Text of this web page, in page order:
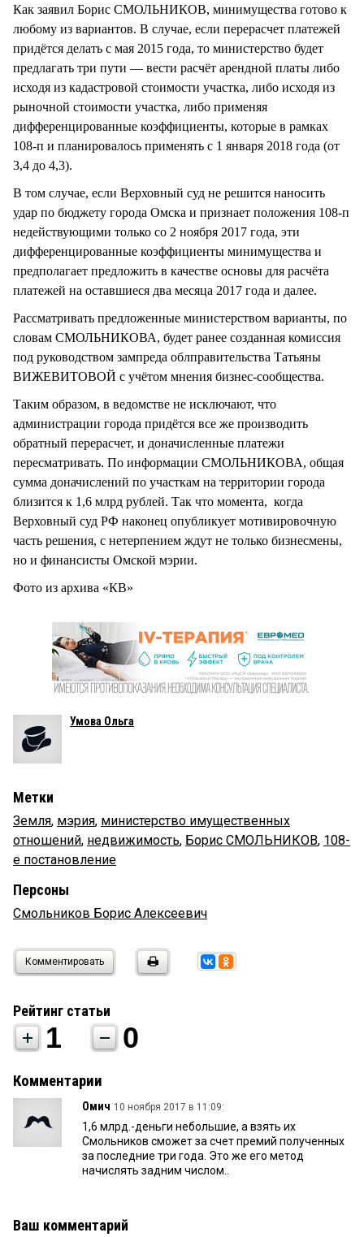
Как заявил Борис СМОЛЬНИКОВ, минимущества готово к
любому из вариантов. В случае, если перерасчет платежей
придётся делать с мая 2015 года, то министерство будет
предлагать три пути — вести расчёт арендной платы либо
исходя из кадастровой стоимости участка, либо исходя из
рыночной стоимости участка, либо применяя
дифференцированные коэффициенты, которые в рамках
108-п и планировалось применять с 1 января 2018 года (от
3,4 до 4,3).
В том случае, если Верховный суд не решится наносить
удар по бюджету города Омска и признает положения 108-п
недействующими только со 2 ноября 2017 года, эти
дифференцированные коэффициенты минимущества и
предполагает предложить в качестве основы для расчёта
платежей на оставшиеся два месяца 2017 года и далее.
Рассматривать предложенные министерством варианты, по
словам СМОЛЬНИКОВА, будет ранее созданная комиссия
под руководством зампреда облправительства Татьяны
ВИЖЕВИТОВОЙ с учётом мнения бизнес-сообщества.
Таким образом, в ведомстве не исключают, что
администрации города придётся все же производить
обратный перерасчет, и доначисленные платежи
пересматривать. По информации СМОЛЬНИКОВА, общая
сумма доначислений по участкам на территории города
близится к 1,6 млрд рублей. Так что момента, когда
Верховный суд РФ наконец опубликует мотивировочную
часть решения, с нетерпением ждут не только бизнесмены,
но и финансисты Омской мэрии.
Фото из архива «КВ»
Умова Ольга
Метки
Земля, мэрия, министерство имущественных
отношений, недвижимость, Борис СМОЛЬНИКОВ, 108-
е постановление
Персоны
Смольников Борис Алексеевич
Комментировать
Рейтинг статьи
1 0
Комментарии
Омич 10 ноября 2017 в 11:09:
1,6 млрд.-деньги небольшие, а взять их
Смольников сможет за счет премий полученных
за последние три года. Это же его метод
начислять задним числом..
Ваш комментарий